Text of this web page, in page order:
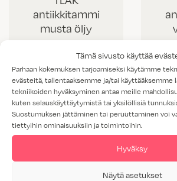
Tämä sivusto käyttää
Parhaan kokemuksen tarjoamiseksi käytämme
evästeitä, tallentaaksemme ja/tai käyttääksemme
tekniikoiden hyväksyminen antaa meille
kuten selauskäyttäytymistä tai yksilöllisiä
Suostumuksen jättäminen tai peruuttaminen voi
tiettyihin ominaisuuksiin ja toimintoihin.
Hyväksy
Näytä asetukset
antiikkitammi
musta öljy